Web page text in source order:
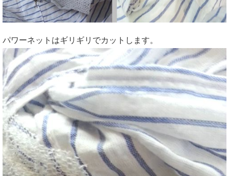
パワーネットはギリギリでカットします。